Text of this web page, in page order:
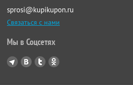
sprosi@kupikupon.ru
Связаться с нами
Мы в Соцсетях